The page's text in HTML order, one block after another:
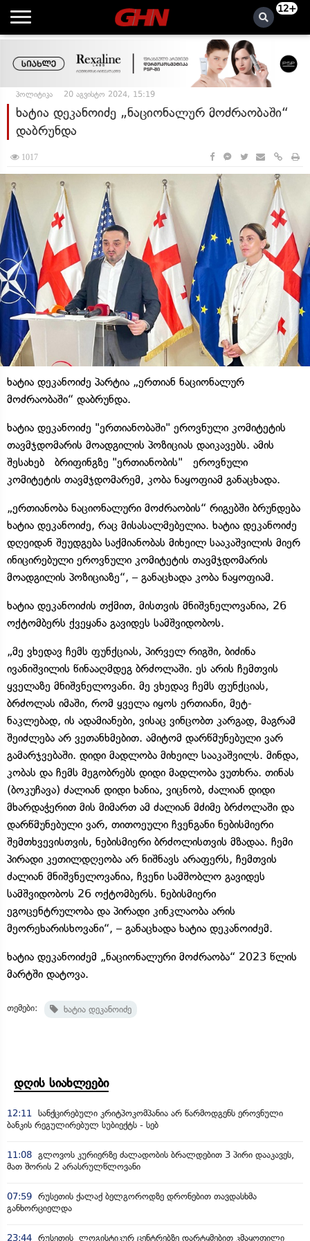
12+
პოლიტიკა 20 აგვისტო 2024, 15:19
ხატია დეკანოიძე „ნაციონალურ მოძრაობაში“
დაბრუნდა
1017
ხატია დეკანოიძე პარტია „ერთიან ნაციონალურ
მოძრაობაში“ დაბრუნდა.
ხატია დეკანოიძე "ერთიანობაში" ეროვნული კომიტეტის
თავმჯდომარის მოადგილის პოზიციას დაიკავებს. ამის
შესახებ ბრიფინგზე "ერთიანობის" ეროვნული
კომიტეტის თავმჯდომარემ, კობა ნაყოფიამ განაცხადა.
„ერთიანობა ნაციონალური მოძრაობის“ რიგებში ბრუნდება
ხატია დეკანოიძე, რაც მისასალმებელია. ხატია დეკანოიძე
დღეიდან შეუდგება საქმიანობას მიხეილ სააკაშვილის მიერ
ინიცირებული ეროვნული კომიტეტის თავმჯდომარის
მოადგილის პოზიციაზე“, – განაცხადა კობა ნაყოფიამ.
ხატია დეკანოიძის თქმით, მისთვის მნიშვნელოვანია, 26
ოქტომბერს ქვეყანა გავიდეს სამშვიდობოს.
„მე ვხედავ ჩემს ფუნქციას, პირველ რიგში, ბიძინა
ივანიშვილის წინააღმდეგ ბრძოლაში. ეს არის ჩემთვის
ყველაზე მნიშვნელოვანი. მე ვხედავ ჩემს ფუნქციას,
ბრძოლას იმაში, რომ ყველა იყოს ერთიანი, მეტ-
ნაკლებად, ის ადამიანები, ვისაც ვინცობთ კარგად, მაგრამ
შეიძლება არ ვეთანხმებით. ამიტომ დარწმუნებული ვარ
გამარჯვებაში. დიდი მადლობა მიხეილ სააკაშვილს. მინდა,
კობას და ჩემს მეგობრებს დიდი მადლობა ვუთხრა. თინას
(ბოკუჩავა) ძალიან დიდი ხანია, ვიცნობ, ძალიან დიდი
მხარდაჭერით მის მიმართ ამ ძალიან მძიმე ბრძოლაში და
დარწმუნებული ვარ, თითოეული ჩვენგანი ნებისმიერი
შემთხვევისთვის, ნებისმიერი ბრძოლისთვის მზადაა. ჩემი
პირადი კეთილდღეობა არ ნიშნავს არაფერს, ჩემთვის
ძალიან მნიშვნელოვანია, ჩვენი სამშობლო გავიდეს
სამშვიდობოს 26 ოქტომბერს. ნებისმიერი
ეგოცენტრულობა და პირადი კინკლაობა არის
მეორეხარისხოვანი“, – განაცხადა ხატია დეკანოიძემ.
ხატია დეკანოიძემ „ნაციონალური მოძრაობა“ 2023 წლის
მარტში დატოვა.
თემები: ხატია დეკანოიძე
დღის სიახლეები
12:11
სანქცირებული კრიტპოკომპანია არ წარმოდგენს ეროვნული
ბანკის რეგულირებულ სუბიექტს - სებ
11:08 გლოვოს კურიერზე ძალადობის ბრალდებით 3 პირი დააკავეს,
მათ შორის 2 არასრულწლოვანი
07:59 რუსეთის ქალაქ ბელგოროდზე დრონებით თავდასხმა
განხორციელდა
23:44 რუსეთის ლოგისტიკურ ცენტრებზე დარტყმებით კმაყოფილი